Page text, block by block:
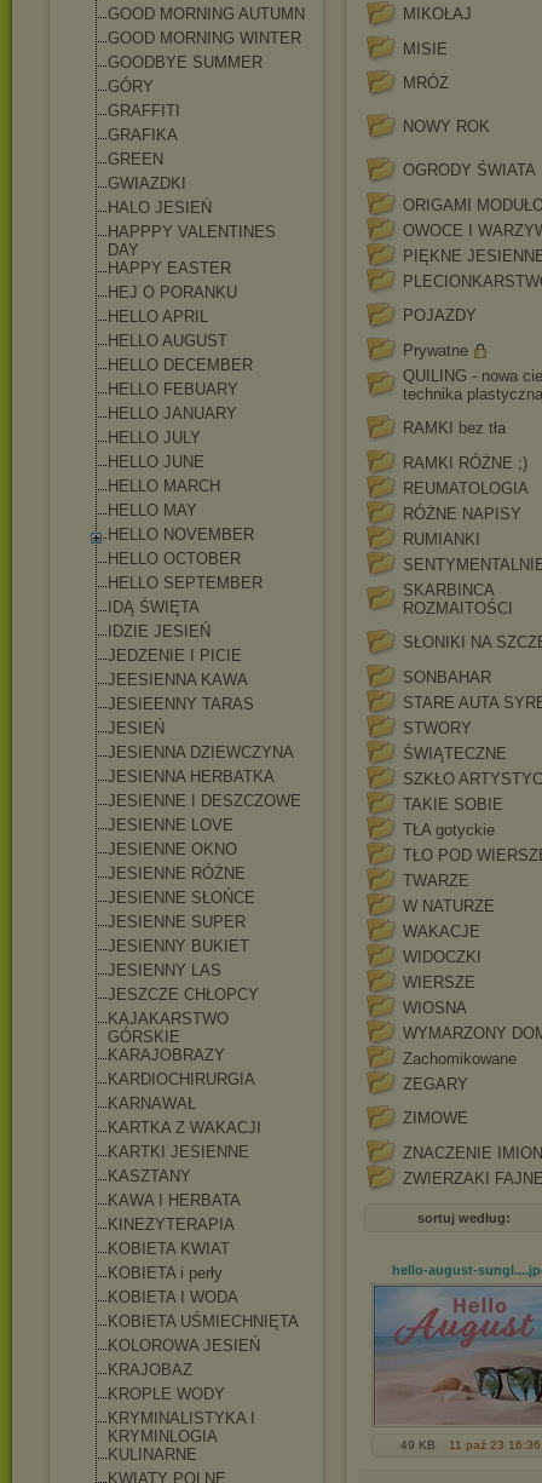
GOOD MORNING AUTUMN
GOOD MORNING WINTER
GOODBYE SUMMER
GÓRY
GRAFFITI
GRAFIKA
GREEN
GWIAZDKI
HALO JESIEŃ
HAPPPY VALENTINES
DAY
HAPPY EASTER
HEJ O PORANKU
HELLO APRIL
HELLO AUGUST
HELLO DECEMBER
HELLO FEBUARY
HELLO JANUARY
HELLO JULY
HELLO JUNE
HELLO MARCH
HELLO MAY
HELLO NOVEMBER
HELLO OCTOBER
HELLO SEPTEMBER
IDĄ ŚWIĘTA
IDZIE JESIEŃ
JEDZENIE I PICIE
JEESIENNA KAWA
JESIEENNY TARAS
JESIEŃ
JESIENNA DZIEWCZYNA
JESIENNA HERBATKA
JESIENNE I DESZCZOWE
JESIENNE LOVE
JESIENNE OKNO
JESIENNE RÓŻNE
JESIENNE SŁOŃCE
JESIENNE SUPER
JESIENNY BUKIET
JESIENNY LAS
JESZCZE CHŁOPCY
KAJAKARSTWO
GÓRSKIE
KARAJOBRAZY
KARDIOCHIRURGIA
KARNAWAŁ
KARTKA Z WAKACJI
KARTKI JESIENNE
KASZTANY
KAWA I HERBATA
KINEZYTERAPIA
KOBIETA KWIAT
KOBIETA i perły
KOBIETA I WODA
KOBIETA UŚMIECHNIĘTA
KOLOROWA JESIEŃ
KRAJOBAZ
KROPLE WODY
KRYMINALISTYKA I
KRYMINLOGIA
KULINARNE
KWIATY POLNE
MIKOŁAJ
MISIE
MRÓZ
NOWY ROK
OGRODY ŚWIATA
ORIGAMI
OWOCE I
PIĘKNE
POJAZDY
Prywatne
QUILING - nowa
technika plastyczna
RAMKI bez tła
RAMKI RÓŻNE ;)
REUMATOLOGIA
RÓŻNE NAPISY
RUMIANKI
SKARBINCA
ROZMAITOŚCI
SŁONIKI NA
SONBAHAR
STARE AUTA
STWORY
ŚWIĄTECZNE
SZKŁO
TAKIE SOBIE
TŁA gotyckie
TŁO POD
TWARZE
W NATURZE
WAKACJE
WIDOCZKI
WIERSZE
WIOSNA
WYMARZONY
Zachomikowane
ZEGARY
ZIMOWE
ZNACZENIE IMION
ZWIERZAKI
sortuj według:
hello-august-sungl...
49 KB 11 paź 23 16:36